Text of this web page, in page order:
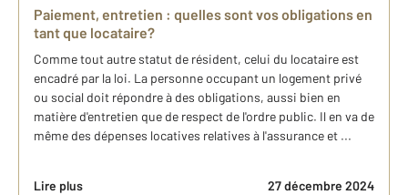
Paiement, entretien : quelles sont vos obligations en
tant que locataire?
Comme tout autre statut de résident, celui du locataire est
encadré par la loi. La personne occupant un logement privé
ou social doit répondre à des obligations, aussi bien en
matière d'entretien que de respect de l'ordre public. Il en va de
même des dépenses locatives relatives à l'assurance et ...
Lire plus 27 décembre 2024